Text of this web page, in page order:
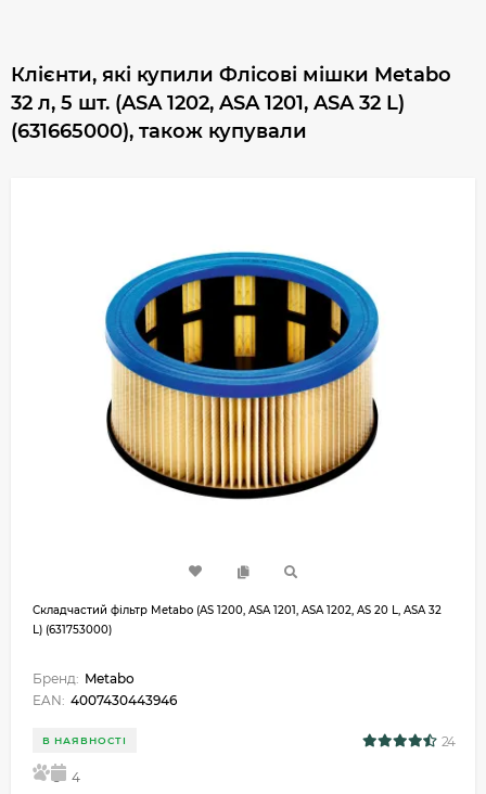
Клієнти, які купили Флісові мішки Metabo
32 л, 5 шт. (ASA 1202, ASA 1201, ASA 32 L)
(631665000), також купували
Складчастий фільтр Metabo (AS 1200, ASA 1201, ASA 1202, AS 20 L, ASA 32
L) (631753000)
Бренд: Metabo
EAN: 4007430443946
В НАЯВНОСТІ 24
5 4